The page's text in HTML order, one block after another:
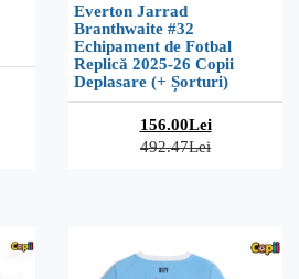
Everton Jarrad
Branthwaite #32
Echipament de Fotbal
Replică 2025-26 Copii
Deplasare (+ Șorturi)
156.00Lei
492.47Lei